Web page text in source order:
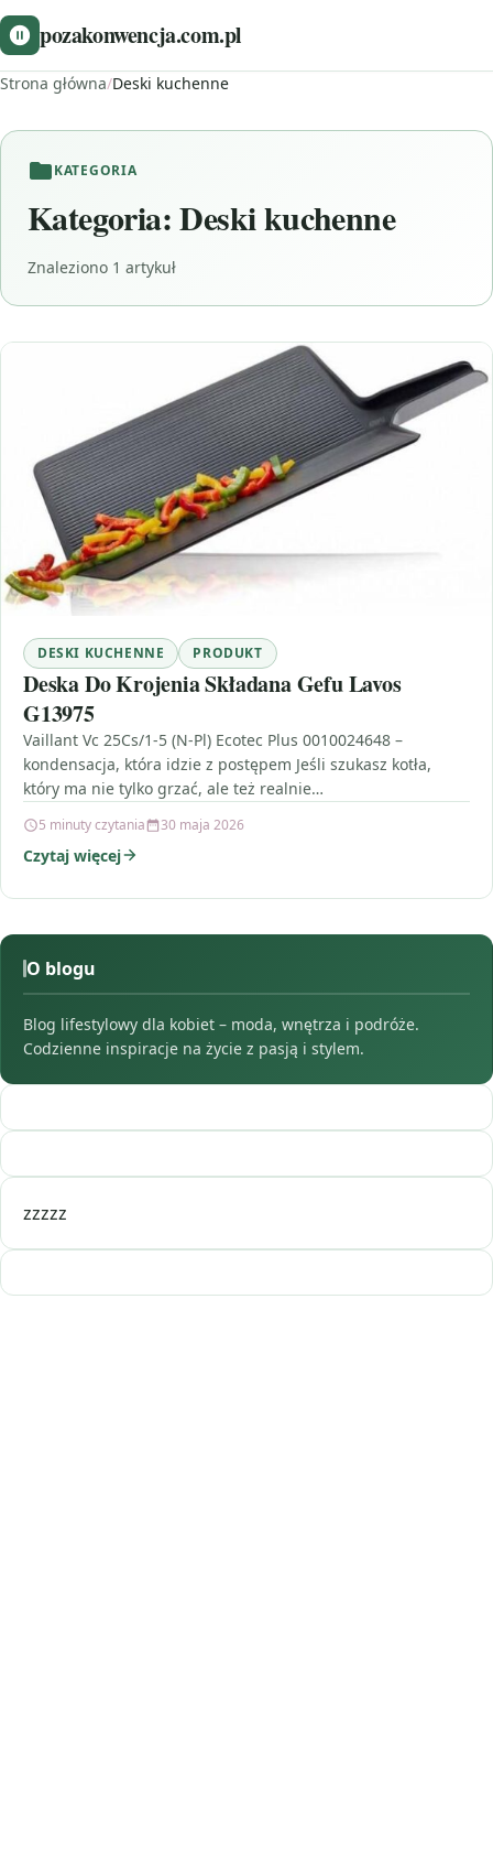
pozakonwencja.com.pl
Strona główna/Deski kuchenne
KATEGORIA
Kategoria:Deski kuchenne
Znaleziono 1 artykuł
DESKI KUCHENNE PRODUKT
Deska Do Krojenia Składana Gefu Lavos
G13975
Vaillant Vc 25Cs/1-5 (N-Pl) Ecotec Plus 0010024648 –
kondensacja, która idzie z postępem Jeśli szukasz kotła,
który ma nie tylko grzać, ale też realnie…
5 minuty czytania 30 maja 2026
Czytaj więcej
O blogu
Blog lifestylowy dla kobiet – moda, wnętrza i podróże.
Codzienne inspiracje na życie z pasją i stylem.
zzzzz